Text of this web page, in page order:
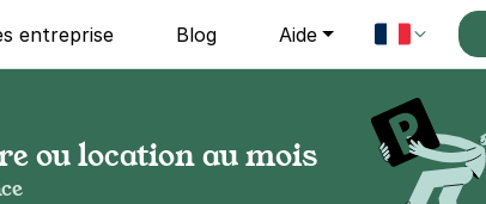
entreprise Blog Aide
ou location au mois